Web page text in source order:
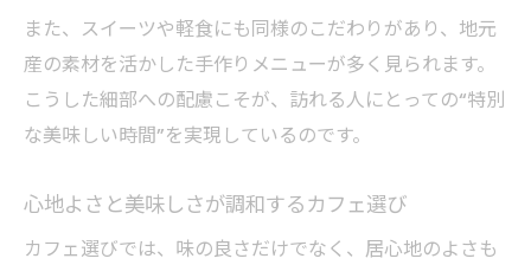
また、スイーツや軽食にも同様のこだわりがあり、地元
産の素材を活かした手作りメニューが多く見られます。
こうした細部への配慮こそが、訪れる人にとっての“特別
な美味しい時間”を実現しているのです。
心地よさと美味しさが調和するカフェ選び
カフェ選びでは、味の良さだけでなく、居心地のよさも